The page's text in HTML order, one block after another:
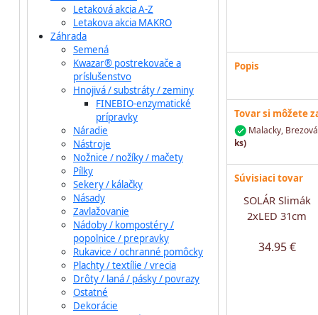
Letaková akcia A-Z
Letakova akcia MAKRO
Záhrada
Semená
Kwazar® postrekovače a
príslušenstvo
Hnojivá / substráty / zeminy
FINEBIO-enzymatické
prípravky
Náradie
Nástroje
Nožnice / nožíky / mačety
Pílky
Sekery / kálačky
Násady
Zavlažovanie
Nádoby / kompostéry /
popolnice / prepravky
Rukavice / ochranné pomôcky
Plachty / textílie / vrecia
Drôty / laná / pásky / povrazy
Ostatné
Dekorácie
Popis
Tovar si môžete
Malacky,
ks)
Súvisiaci tovar
SOLÁR Slimák
2xLED 31cm
34.95 €